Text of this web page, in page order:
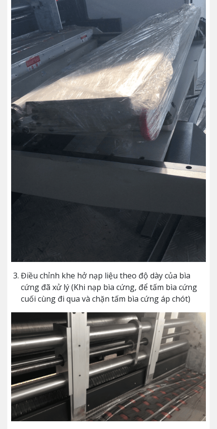
Điều chỉnh khe hở nạp liệu theo độ dày của bìa
cứng đã xử lý (Khi nạp bìa cứng, để tấm bìa cứng
cuối cùng đi qua và chặn tấm bìa cứng áp chót)